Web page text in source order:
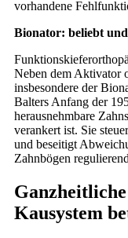
vorhandene
Bionator: beliebt
Neben dem Aktivator
insbesondere der
Balters Anfang der
herausnehmbare
verankert ist. Sie
und beseitigt
Zahnbögen
Kausystem